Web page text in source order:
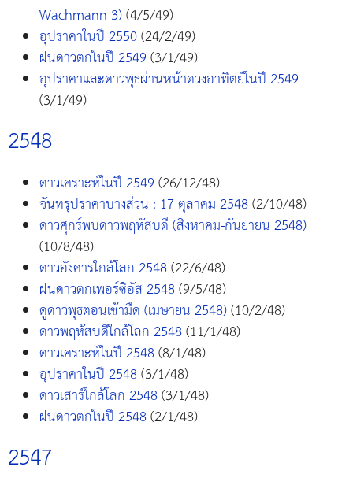
Wachmann 3)(4/5/49)
อุปราคาในปี 2550(24/2/49)
ฝนดาวตกในปี 2549(3/1/49)
อุปราคาและดาวพุธผ่านหน้าดวงอาทิตย์ในปี 2549
(3/1/49)
2548
ดาวเคราะห์ในปี 2549(26/12/48)
จันทรุปราคาบางส่วน : 17 ตุลาคม 2548(2/10/48)
ดาวศุกร์พบดาวพฤหัสบดี (สิงหาคม-กันยายน 2548)
(10/8/48)
ดาวอังคารใกล้โลก 2548(22/6/48)
ฝนดาวตกเพอร์ซิอัส 2548(9/5/48)
ดูดาวพุธตอนเช้ามืด (เมษายน 2548)(10/2/48)
ดาวพฤหัสบดีใกล้โลก 2548(11/1/48)
ดาวเคราะห์ในปี 2548(8/1/48)
อุปราคาในปี 2548(3/1/48)
ดาวเสาร์ใกล้โลก 2548(3/1/48)
ฝนดาวตกในปี 2548(2/1/48)
2547